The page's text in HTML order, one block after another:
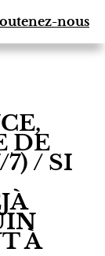
nous
DE
/ SI
À